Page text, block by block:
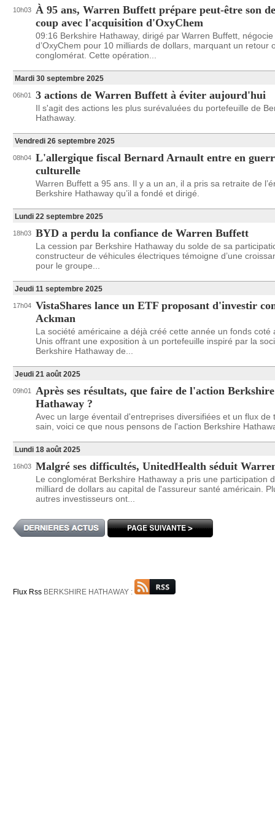
10h03 À 95 ans, Warren Buffett prépare peut-être son
coup avec l'acquisition d'OxyChem
09:16 Berkshire Hathaway, dirigé par Warren Buffett,
d’OxyChem pour 10 milliards de dollars, marquant un retour
conglomérat. Cette opération...
Mardi 30 septembre 2025
06h01 3 actions de Warren Buffett à éviter aujourd'hui
Il s'agit des actions les plus surévaluées du portefeuille de
Hathaway.
Vendredi 26 septembre 2025
08h04 L'allergique fiscal Bernard Arnault entre en
culturelle
Warren Buffett a 95 ans. Il y a un an, il a pris sa retraite de
Berkshire Hathaway qu’il a fondé et dirigé.
Lundi 22 septembre 2025
18h03 BYD a perdu la confiance de Warren Buffett
La cession par Berkshire Hathaway du solde de sa
constructeur de véhicules électriques témoigne d’une
pour le groupe...
Jeudi 11 septembre 2025
17h04 VistaShares lance un ETF proposant d'investir
Ackman
La société américaine a déjà créé cette année un fonds coté
Unis offrant une exposition à un portefeuille inspiré par la
Berkshire Hathaway de...
Jeudi 21 août 2025
09h01
Après ses résultats, que faire de l'action Berkshire
Hathaway ?
Avec un large éventail d'entreprises diversifiées et un flux de
sain, voici ce que nous pensons de l'action Berkshire
Lundi 18 août 2025
16h03 Malgré ses difficultés, UnitedHealth séduit
Le conglomérat Berkshire Hathaway a pris une participation
milliard de dollars au capital de l'assureur santé américain.
autres investisseurs ont...
Flux Rss BERKSHIRE HATHAWAY :